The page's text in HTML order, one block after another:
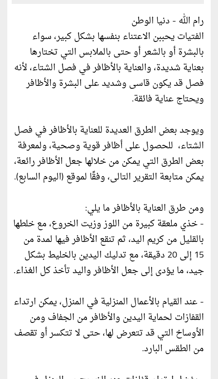
رام الله - دنيا الوطن
الفتيات يحببن الاعتناء بنفسها بشكل كبير، سواء
بالبشرة أو بالشعر أو حتى بالملابس التي تختارها
بعناية شديدة، والعناية بالأظافر في فصل الشتاء، لأنه
فصل قد يكون قاسى وشديد على البشرة والأظافر
ويحتاج عناية فائقة.
ويوجد بعض الطرق العديدة للعناية بالأظافر في فصل
الشتاء، للحصول على أظافر قوية وصحية، ولمعرفة
بعض الطرق التي يمكن من خلالها جعل الأظافر رائعة،
يمكن متابعة التقرير التالى، وفقًا لموقع (اليوم السابع).
ومن طرق العناية بالأظافر ما يلي:
- خذي ملعقة كبيرة من اللوز وزيت الخروع، مع خلطها
بالقليل من كريم اليد، ثم تنقع الأظافر فيها لمدة من
15 إلى 20 دقيقة، مع تدليك اليدين بالخليط بشكل
جيد، ما يؤدى إلى جعل الأظافر واليد تأخذ كل الغذاء.
- عند القيام بالأعمال المنزلية في المنزل، يمكن ارتداء
القفازات لحماية اليدين والأظافر من الجفاف ومن
الأوساخ التي قد تتعرض لها، حتى لا تتكسر أو تقصف
من الطقس البارد.